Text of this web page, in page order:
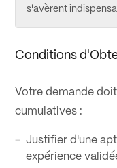
s'avèrent
Conditions
Votre demande
cumulatives :
Justifier d'une
expérience